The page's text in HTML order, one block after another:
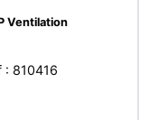
mm - ACR 50/125
Ventilation
: 810416